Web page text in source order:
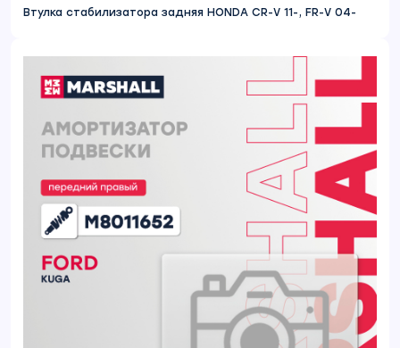
Втулка стабилизатора задняя HONDA CR-V 11-, FR-V 04-